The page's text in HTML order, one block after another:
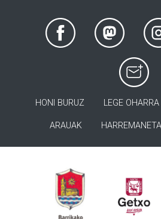
HONI BURUZ LEGE OHARRA
ARAUAK